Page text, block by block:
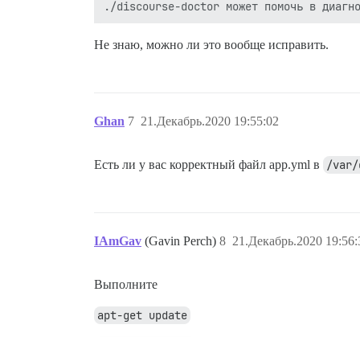
Не знаю, можно ли это вообще исправить.
Ghan 21.Декабрь.2020 19:55:02
7
Есть ли у вас корректный файл app.yml в /var/
IAmGav (Gavin Perch) 21.Декабрь.2020
8
Выполните
apt-get update